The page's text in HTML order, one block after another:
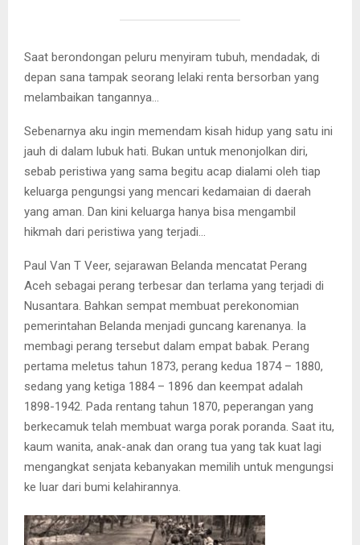
Saat berondongan peluru menyiram tubuh, mendadak, di
depan sana tampak seorang lelaki renta bersorban yang
melambaikan tangannya…
Sebenarnya aku ingin memendam kisah hidup yang satu ini
jauh di dalam lubuk hati. Bukan untuk menonjolkan diri,
sebab peristiwa yang sama begitu acap dialami oleh tiap
keluarga pengungsi yang mencari kedamaian di daerah
yang aman. Dan kini keluarga hanya bisa mengambil
hikmah dari peristiwa yang terjadi…
Paul Van T Veer, sejarawan Belanda mencatat Perang
Aceh sebagai perang terbesar dan terlama yang terjadi di
Nusantara. Bahkan sempat membuat perekonomian
pemerintahan Belanda menjadi guncang karenanya. Ia
membagi perang tersebut dalam empat babak. Perang
pertama meletus tahun 1873, perang kedua 1874 – 1880,
sedang yang ketiga 1884 – 1896 dan keempat adalah
1898-1942. Pada rentang tahun 1870, peperangan yang
berkecamuk telah membuat warga porak poranda. Saat itu,
kaum wanita, anak-anak dan orang tua yang tak kuat lagi
mengangkat senjata kebanyakan memilih untuk mengungsi
ke luar dari bumi kelahirannya.